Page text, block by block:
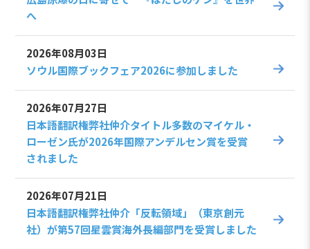
へ
2026年08月03日
ソウル国際ブックフェア2026に参加しました
2026年07月27日
日本語翻訳権弊社仲介タイトル多数のマイケル・
ローゼン氏が2026年国際アンデルセン賞を受賞
されました
2026年07月21日
日本語翻訳権弊社仲介「反転領域」（東京創元
社）が第57回星雲賞海外長編部門を受賞しました